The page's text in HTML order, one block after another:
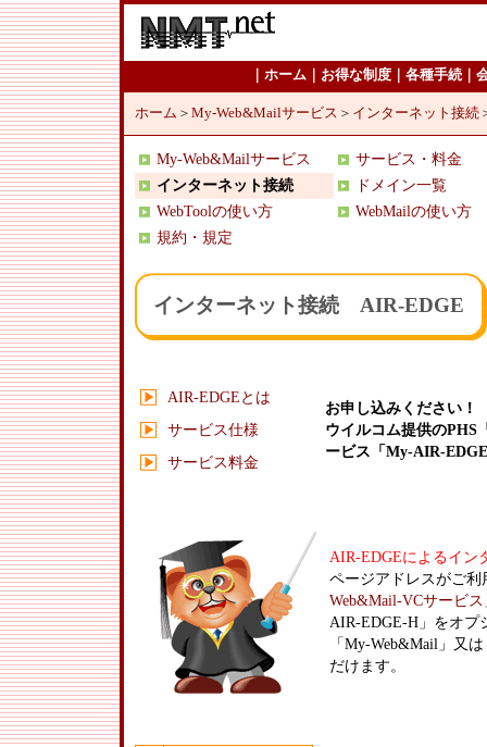
ホーム お得な制度 各種手続
ホーム ＞ My-Web&Mailサービス ＞ インターネット接続
My-Web&Mailサービス
サービス・料金
インターネット接続
ドメイン一覧
WebToolの使い方
WebMailの使い方
規約・規定
インターネット接続 AIR-EDGE
AIR-EDGEとは
お申し込みください！
ウイルコム提供のPHS
ービス「My-AIR-
サービス仕様
サービス料金
AIR-EDGEによるイン
ページアドレスがご
Web&Mail-VCサービス
AIR-EDGE-H」をオプ
「My-Web&Mail」又
だけます。